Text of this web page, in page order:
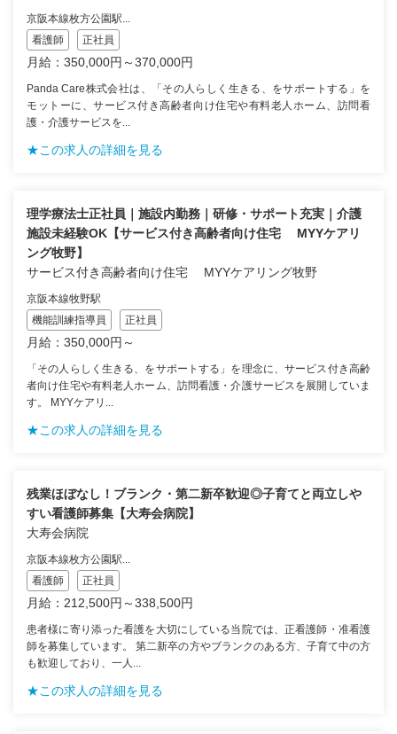
京阪本線枚方公園駅...
看護師
正社員
月給：350,000円～370,000円
Panda Care株式会社は、「その人らしく生きる、をサポートする」を
モットーに、サービス付き高齢者向け住宅や有料老人ホーム、訪問看
護・介護サービスを...
★この求人の詳細を見る
理学療法士正社員｜施設内勤務｜研修・サポート充実｜介護
施設未経験OK【サービス付き高齢者向け住宅 MYYケアリ
ング牧野】
サービス付き高齢者向け住宅 MYYケアリング牧野
京阪本線牧野駅
機能訓練指導員
正社員
月給：350,000円～
「その人らしく生きる、をサポートする」を理念に、サービス付き高齢
者向け住宅や有料老人ホーム、訪問看護・介護サービスを展開していま
す。 MYYケアリ...
★この求人の詳細を見る
残業ほぼなし！ブランク・第二新卒歓迎◎子育てと両立しや
すい看護師募集【大寿会病院】
大寿会病院
京阪本線枚方公園駅...
看護師
正社員
月給：212,500円～338,500円
患者様に寄り添った看護を大切にしている当院では、正看護師・准看護
師を募集しています。 第二新卒の方やブランクのある方、子育て中の方
も歓迎しており、一人...
★この求人の詳細を見る